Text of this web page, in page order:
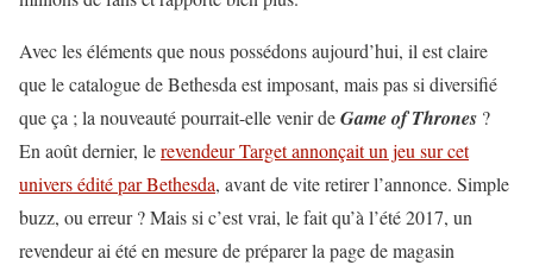
Avec les éléments que nous possédons aujourd’hui, il est claire
que le catalogue de Bethesda est imposant, mais pas si diversifié
que ça ; la nouveauté pourrait-elle venir deGame of Thrones ?
En août dernier, lerevendeur Target annonçait un jeu sur cet
univers édité par Bethesda, avant de vite retirer l’annonce. Simple
buzz, ou erreur ? Mais si c’est vrai, le fait qu’à l’été 2017, un
revendeur ai été en mesure de préparer la page de magasin